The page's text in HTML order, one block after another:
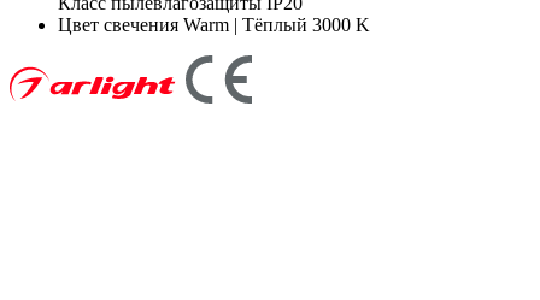
Цвет свечения Warm | Тёплый 3000 K